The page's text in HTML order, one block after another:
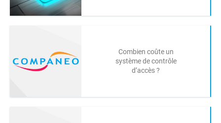
Combien coûte un
système de contrôle
d’accès ?